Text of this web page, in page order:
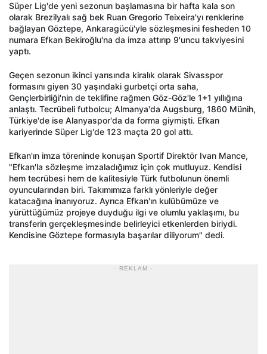
Süper Lig'de yeni sezonun başlamasına bir hafta kala son
olarak Brezilyalı sağ bek Ruan Gregorio Teixeira'yı renklerine
bağlayan Göztepe, Ankaragücü'yle sözleşmesini fesheden 10
numara Efkan Bekiroğlu'na da imza attırıp 9'uncu takviyesini
yaptı.
Geçen sezonun ikinci yarısında kiralık olarak Sivasspor
formasını giyen 30 yaşındaki gurbetçi orta saha,
Gençlerbirliği'nin de teklifine rağmen Göz-Göz'le 1+1 yıllığına
anlaştı. Tecrübeli futbolcu; Almanya'da Augsburg, 1860 Münih,
Türkiye'de ise Alanyaspor'da da forma giymişti. Efkan
kariyerinde Süper Lig'de 123 maçta 20 gol attı.
Efkan'ın imza töreninde konuşan Sportif Direktör Ivan Mance,
"Efkan'la sözleşme imzaladığımız için çok mutluyuz. Kendisi
hem tecrübesi hem de kalitesiyle Türk futbolunun önemli
oyuncularından biri. Takımımıza farklı yönleriyle değer
katacağına inanıyoruz. Ayrıca Efkan'ın kulübümüze ve
yürüttüğümüz projeye duyduğu ilgi ve olumlu yaklaşımı, bu
transferin gerçekleşmesinde belirleyici etkenlerden biriydi.
Kendisine Göztepe formasıyla başarılar diliyorum" dedi.
- REKLAM -